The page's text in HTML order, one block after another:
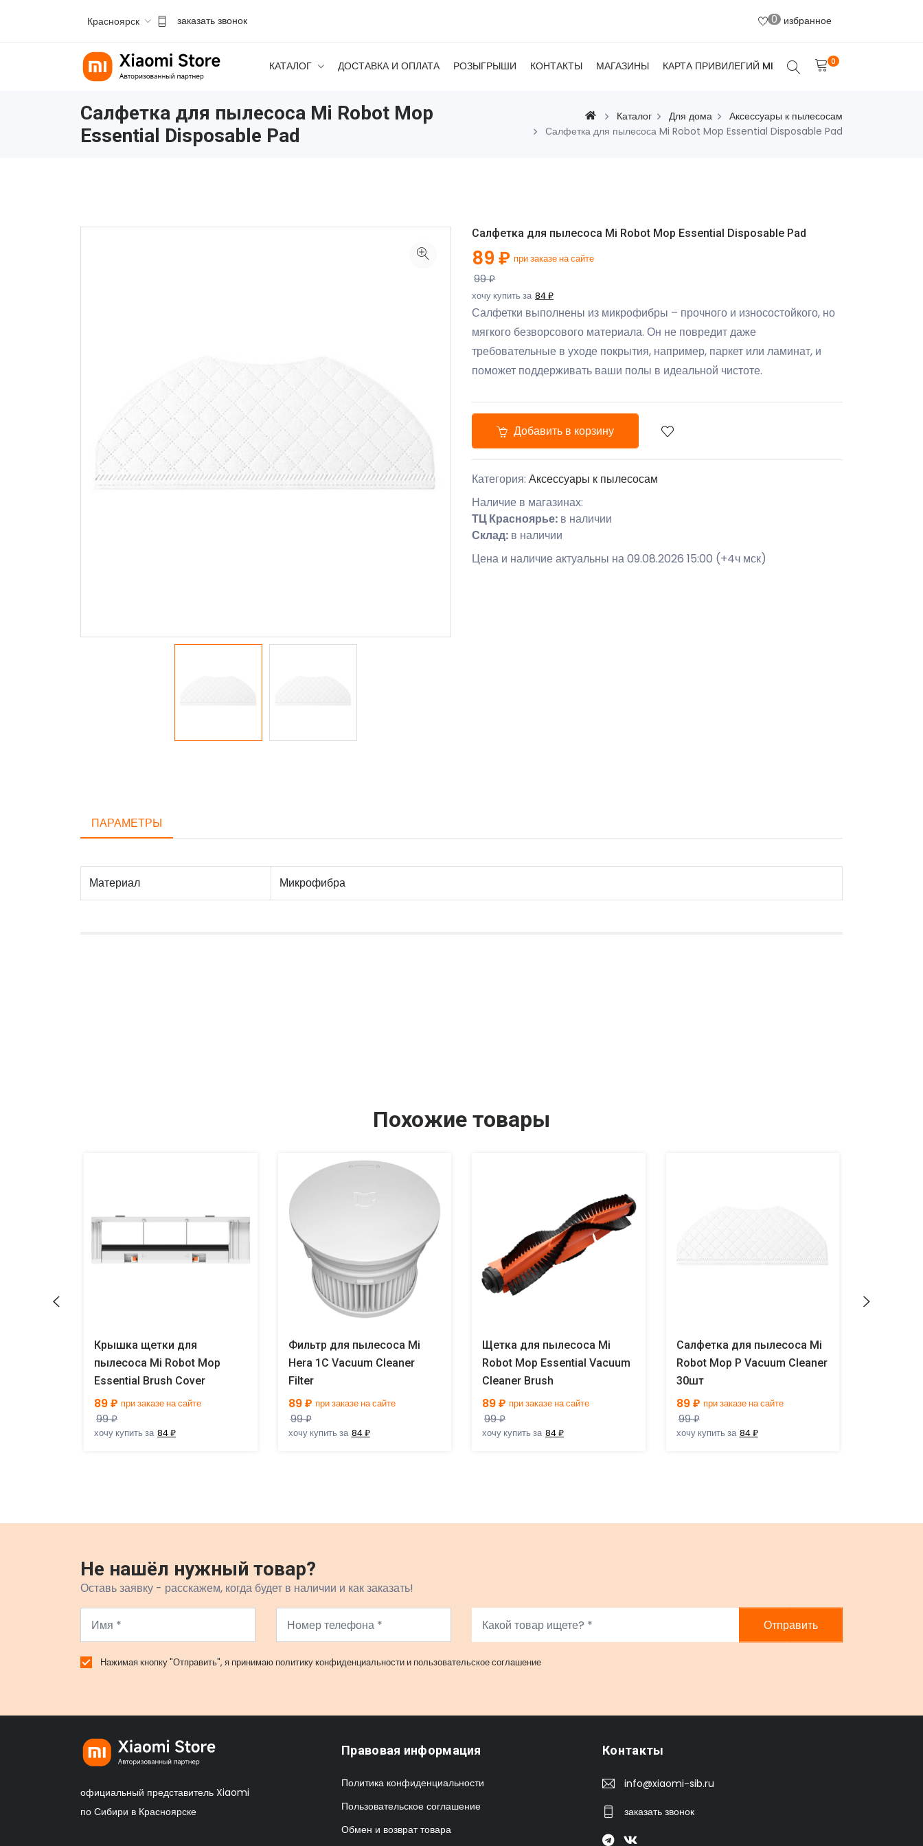
Красноярск заказать звонок 0 избранное
КАТАЛОГ ДОСТАВКА И ОПЛАТА РОЗЫГРЫШИ КОНТАКТЫ МАГАЗИНЫ КАРТА ПРИВИЛЕГИЙ MI 0
Салфетка для пылесоса Mi Robot Mop
Essential Disposable Pad
Каталог Для дома
Аксессуары к пылесосам
Салфетка для пылесоса Mi Robot Mop Essential Disposable Pad
Салфетка для пылесоса Mi Robot Mop Essential Disposable Pad
89 ₽ при заказе на сайте
99 ₽
хочу купить за 84 ₽
Салфетки выполнены из микрофибры – прочного и износостойкого, но
мягкого безворсового материала. Он не повредит даже
требовательные в уходе покрытия, например, паркет или ламинат, и
поможет поддерживать ваши полы в идеальной чистоте.
Добавить в корзину
Категория: Аксессуары к пылесосам
Наличие в магазинах:
ТЦ Красноярье: в наличии
Склад: в наличии
Цена и наличие актуальны на 09.08.2026 15:00 (+4ч мск)
ПАРАМЕТРЫ
Материал Микрофибра
Похожие товары
Крышка щетки для
пылесоса Mi Robot Mop
Essential Brush Cover
89 ₽ при заказе на сайте
99 ₽
хочу купить за 84 ₽
Фильтр для пылесоса Mi
Hera 1C Vacuum Cleaner
Filter
89 ₽ при заказе на сайте
99 ₽
хочу купить за 84 ₽
Щетка для пылесоса Mi
Robot Mop Essential Vacuum
Cleaner Brush
89 ₽ при заказе на сайте
99 ₽
хочу купить за 84 ₽
Салфетка для пылесоса Mi
Robot Mop P Vacuum Cleaner
30шт
89 ₽ при заказе на сайте
99 ₽
хочу купить за 84 ₽
Не нашёл нужный товар?
Оставь заявку - расскажем, когда будет в наличии и как заказать!
Отправить
Нажимая кнопку "Отправить", я принимаю политику конфиденциальности и пользовательское соглашение
официальный представитель Xiaomi
по Сибири в Красноярске
Правовая информация
Политика конфиденциальности
Пользовательское соглашение
Обмен и возврат товара
Контакты
info@xiaomi-sib.ru
заказать звонок